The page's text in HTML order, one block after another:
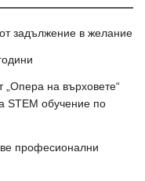
задължение в желание
„Опера на върховете“
STEM обучение по
професионални